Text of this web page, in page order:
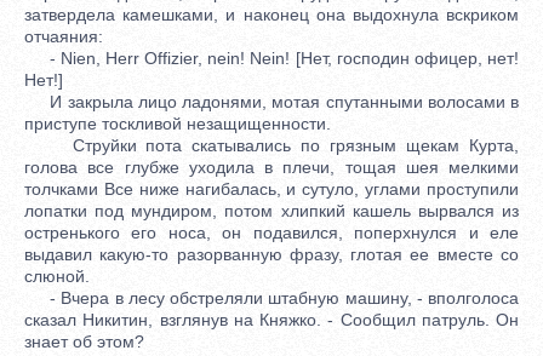
затвердела камешками, и наконец она выдохнула вскриком
отчаяния:
- Nien, Herr Offizier, nein! Nein! [Нет, господин офицер, нет!
Нет!]
И закрыла лицо ладонями, мотая спутанными волосами в
приступе тоскливой незащищенности.
Струйки пота скатывались по грязным щекам Курта,
голова все глубже уходила в плечи, тощая шея мелкими
толчками Все ниже нагибалась, и сутуло, углами проступили
лопатки под мундиром, потом хлипкий кашель вырвался из
остренького его носа, он подавился, поперхнулся и еле
выдавил какую-то разорванную фразу, глотая ее вместе со
слюной.
- Вчера в лесу обстреляли штабную машину, - вполголоса
сказал Никитин, взглянув на Княжко. - Сообщил патруль. Он
знает об этом?